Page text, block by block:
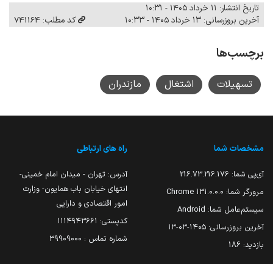
تاریخ انتشار: ۱۱ خرداد ۱۴۰۵ - ۱۰:۳۱
آخرین بروزرسانی: ۱۳ خرداد ۱۴۰۵ - ۱۰:۳۳
کد مطلب: 741164
برچسب‌ها
تسهیلات اشتغال مازندران
مشخصات شما
آی‌پی شما: 216.73.216.176
مرورگر شما: 131.0.0.0 Chrome
سیستم‌عامل شما: Android
آخرین بروزرسانی: ۱۴۰۵-۰۳-۱۳
بازدید: 186
راه های ارتباطی
آدرس: تهران - میدان امام خمینی-
انتهای خیابان باب همایون- وزارت
امور اقتصادی و دارایی
کدپستی: ۱۱۱۴۹۴۳۶۶۱
شماره تماس : 39909000